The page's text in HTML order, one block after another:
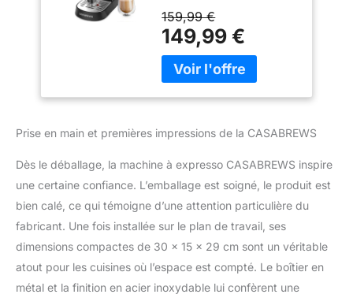
pompe italienne
professionnelle de 20
bars, d'une puissante
chaudière de 1350 W et
latte, le cappuccino ou le
macchiato les plus
délicieux SYSTÈME
CAPPUCCINO MANUEL :
La buse à mousse de lait
traditionnelle mélange la
vapeur, l'air et le lait pour
particulièrement
crémeuse pour un
159,99 €
149,99 €
Prise en main et premières impressions de la CASABREWS
Dès le déballage, la machine à expresso CASABREWS inspire
une certaine confiance. L’emballage est soigné, le produit est
bien calé, ce qui témoigne d’une attention particulière du
fabricant. Une fois installée sur le plan de travail, ses
dimensions compactes de 30 x 15 x 29 cm sont un véritable
atout pour les cuisines où l’espace est compté. Le boîtier en
métal et la finition en acier inoxydable lui confèrent une